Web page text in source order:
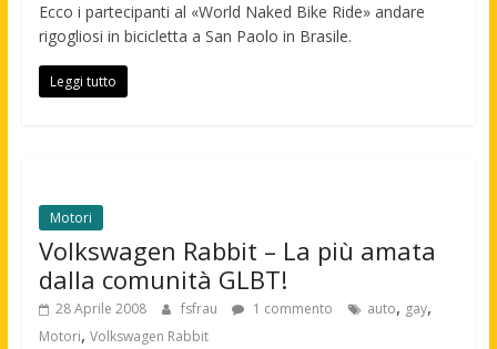
Ecco i partecipanti al «World Naked Bike Ride» andare
rigogliosi in bicicletta a San Paolo in Brasile.
Leggi tutto
Motori
Volkswagen Rabbit – La più amata
dalla comunità GLBT!
28 Aprile 2008 fsfrau 1 commento auto, gay,
Motori, Volkswagen Rabbit